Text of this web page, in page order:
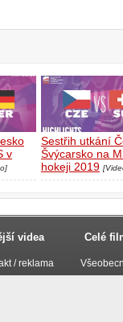
v
Sestřih utkání
Švýcarsko na
hokeji 2019
videa Celé
/ reklama